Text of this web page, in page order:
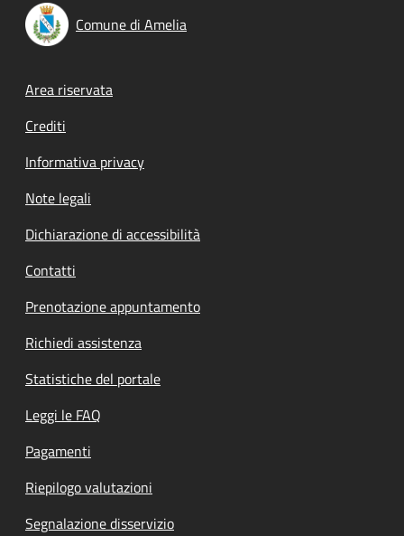
Comune di Amelia
Footer menu
Area riservata
Crediti
Informativa privacy
Note legali
Dichiarazione di accessibilità
Contatti
Prenotazione appuntamento
Richiedi assistenza
Statistiche del portale
Leggi le FAQ
Pagamenti
Riepilogo valutazioni
Segnalazione disservizio